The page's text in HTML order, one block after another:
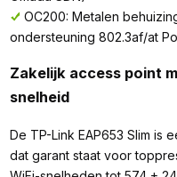
OC200: Metalen
ondersteuning 802.3af/at
Zakelijk access point
snelheid
De TP-Link EAP653 Slim is
dat garant staat voor